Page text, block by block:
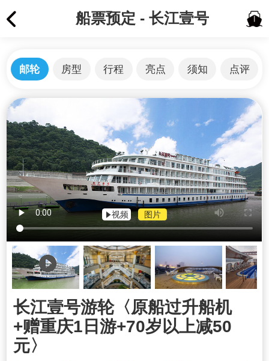
船票预定 - 长江壹号
邮轮 房型 行程 亮点 须知 点评
视频 图片
长江壹号游轮〈原船过升船机
+赠重庆1日游+70岁以上减50
元〉